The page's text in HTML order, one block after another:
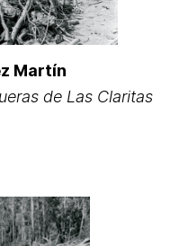
Martín
de Las Claritas